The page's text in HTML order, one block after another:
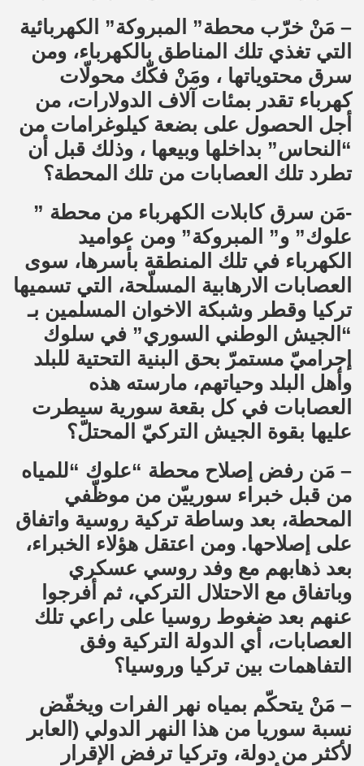
– مَنْ خرّب محطة” المبروكة” الكهربائية
التي تغذي تلك المناطق بالكهرباء، ومن
سرق محتوياتها ، ومَنْ فكّك محولّات
كهرباء تقدر بمئات آلاف الدولارات، من
أجل الحصول على بضعة كيلوغرامات من
“النحاس” بداخلها وبيعها ، وذلك قبل أن
تطرد تلك العصابات من تلك المحطة؟
-مَن سرق كابلات الكهرباء من محطة ”
علوك” و” المبروكة” ومن عواميد
الكهرباء في تلك المنطقة بأسرها، سوى
العصابات الارهابية المسلّحة، التي تسميها
تركيا وقطر وشبكة الاخوان المسلمين بـ
“الجيش الوطني السوري” في سلوك
إجراميّ مستمرّ بحق البنية التحتية للبلد
وأهل البلد وحياتهم، مارسته هذه
العصابات في كل بقعة سورية سيطرت
عليها بقوة الجيش التركيّ المحتلّ؟
– مَن رفض إصلاح محطة “علوك “للمياه
من قبل خبراء سورييّن من موظّفي
المحطة، بعد وساطة تركية روسية واتفاق
على إصلاحها. ومن اعتقل هؤلاء الخبراء،
بعد ذهابهم مع وفد روسي عسكري
وباتفاق مع الاحتلال التركي، ثم أفرجوا
عنهم بعد ضغوط روسيا على راعي تلك
العصابات، أي الدولة التركية وفق
التفاهمات بين تركيا وروسيا؟
– مَنْ يتحكّم بمياه نهر الفرات ويخفّض
نسبة سوريا من هذا النهر الدولي (العابر
لأكثر من دولة، وتركيا ترفض الإقرار